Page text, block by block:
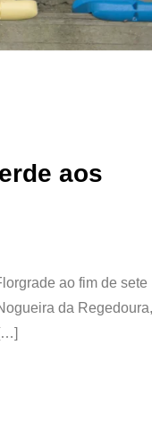
aos
ao fim de sete
da Regedoura,